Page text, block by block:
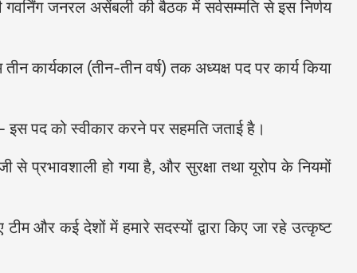
गवर्निंग जनरल असेंबली की बैठक में सर्वसम्मति से इस निर्णय
(तीन-तीन वर्ष) तक अध्यक्ष पद पर कार्य किया
पद को स्वीकार करने पर सहमति जताई है।
प्रभावशाली हो गया है, और सुरक्षा तथा यूरोप के नियमों
और कई देशों में हमारे सदस्यों द्वारा किए जा रहे उत्कृष्ट